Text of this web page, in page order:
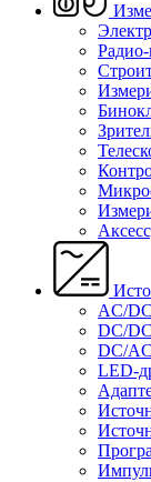
AC/
DC/
DC/
LED-